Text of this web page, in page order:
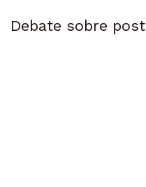
Debate sobre post